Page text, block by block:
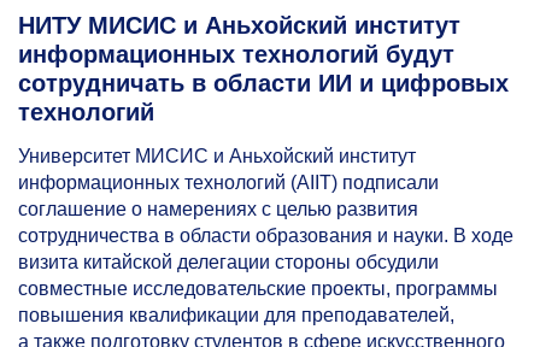
НИТУ МИСИС и Аньхойский институт
информационных технологий будут
сотрудничать в области ИИ и цифровых
технологий
Университет МИСИС и Аньхойский институт
информационных технологий (AIIT) подписали
соглашение о намерениях с целью развития
сотрудничества в области образования и науки. В ходе
визита китайской делегации стороны обсудили
совместные исследовательские проекты, программы
повышения квалификации для преподавателей,
а также подготовку студентов в сфере искусственного